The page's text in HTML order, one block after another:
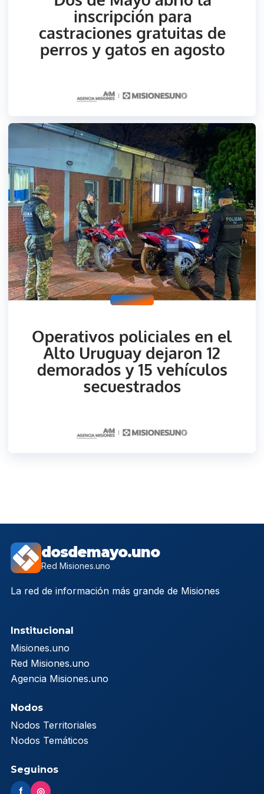
dosdemayo.uno
Red Misiones.uno
La red de información más grande de Misiones
Institucional
Misiones.uno
Red Misiones.uno
Agencia Misiones.uno
Nodos
Nodos Territoriales
Nodos Temáticos
Seguinos
f ◎